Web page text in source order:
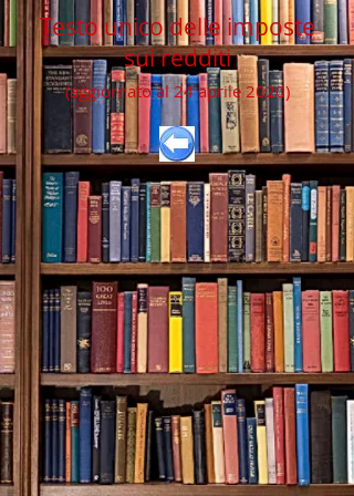
Testo unico delle imposte
sui redditi
(aggiornato al 24 aprile 2020)